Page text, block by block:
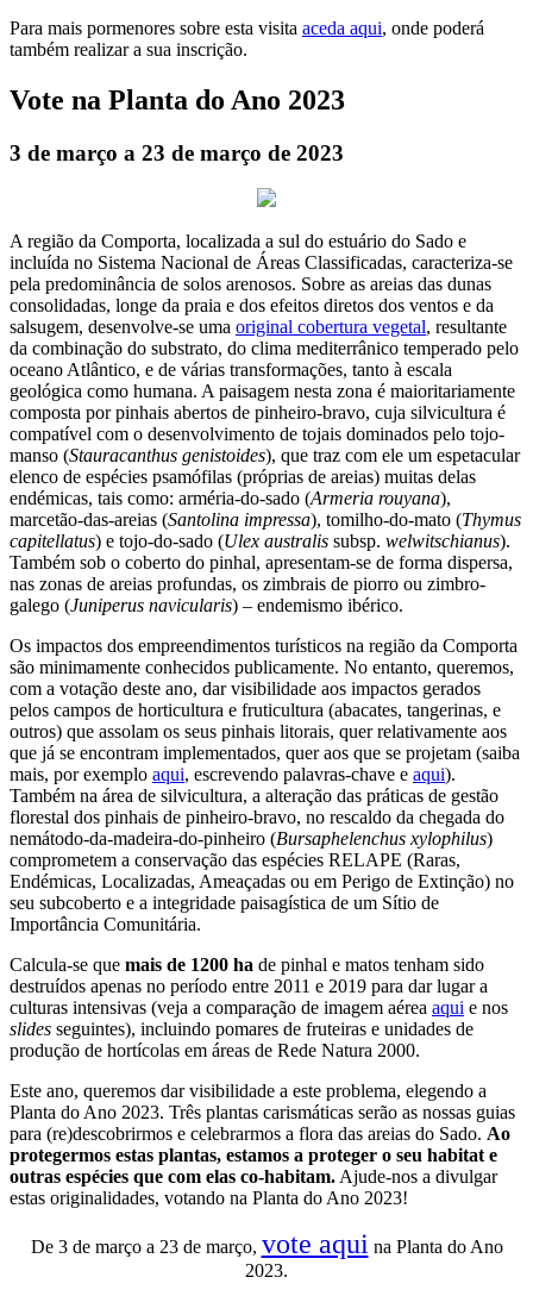
Para mais pormenores sobre esta visita aceda aqui, onde poderá
também realizar a sua inscrição.
Vote na Planta do Ano 2023
3 de março a 23 de março de 2023
A região da Comporta, localizada a sul do estuário do Sado e
incluída no Sistema Nacional de Áreas Classificadas, caracteriza-se
pela predominância de solos arenosos. Sobre as areias das dunas
consolidadas, longe da praia e dos efeitos diretos dos ventos e da
salsugem, desenvolve-se uma original cobertura vegetal, resultante
da combinação do substrato, do clima mediterrânico temperado pelo
oceano Atlântico, e de várias transformações, tanto à escala
geológica como humana. A paisagem nesta zona é maioritariamente
composta por pinhais abertos de pinheiro-bravo, cuja silvicultura é
compatível com o desenvolvimento de tojais dominados pelo tojo-
manso (Stauracanthus genistoides), que traz com ele um espetacular
elenco de espécies psamófilas (próprias de areias) muitas delas
endémicas, tais como: arméria-do-sado (Armeria rouyana),
marcetão-das-areias (Santolina impressa), tomilho-do-mato (Thymus
capitellatus) e tojo-do-sado (Ulex australis subsp. welwitschianus).
Também sob o coberto do pinhal, apresentam-se de forma dispersa,
nas zonas de areias profundas, os zimbrais de piorro ou zimbro-
galego (Juniperus navicularis) – endemismo ibérico.
Os impactos dos empreendimentos turísticos na região da Comporta
são minimamente conhecidos publicamente. No entanto, queremos,
com a votação deste ano, dar visibilidade aos impactos gerados
pelos campos de horticultura e fruticultura (abacates, tangerinas, e
outros) que assolam os seus pinhais litorais, quer relativamente aos
que já se encontram implementados, quer aos que se projetam (saiba
mais, por exemplo aqui, escrevendo palavras-chave e aqui).
Também na área de silvicultura, a alteração das práticas de gestão
florestal dos pinhais de pinheiro-bravo, no rescaldo da chegada do
nemátodo-da-madeira-do-pinheiro (Bursaphelenchus xylophilus)
comprometem a conservação das espécies RELAPE (Raras,
Endémicas, Localizadas, Ameaçadas ou em Perigo de Extinção) no
seu subcoberto e a integridade paisagística de um Sítio de
Importância Comunitária.
Calcula-se que mais de 1200 ha de pinhal e matos tenham sido
destruídos apenas no período entre 2011 e 2019 para dar lugar a
culturas intensivas (veja a comparação de imagem aérea aqui e nos
slides seguintes), incluindo pomares de fruteiras e unidades de
produção de hortícolas em áreas de Rede Natura 2000.
Este ano, queremos dar visibilidade a este problema, elegendo a
Planta do Ano 2023. Três plantas carismáticas serão as nossas guias
para (re)descobrirmos e celebrarmos a flora das areias do Sado. Ao
protegermos estas plantas, estamos a proteger o seu habitat e
outras espécies que com elas co-habitam.Ajude-nos a divulgar
estas originalidades, votando na Planta do Ano 2023!
De 3 de março a 23 de março, vote aquina Planta do Ano
2023.